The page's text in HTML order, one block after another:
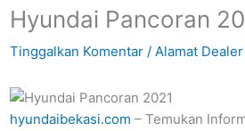
Hyundai Pancoran
Tinggalkan Komentar /Alamat
hyundaibekasi.com– Temukan